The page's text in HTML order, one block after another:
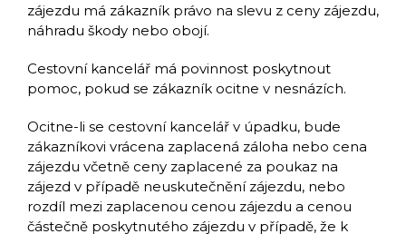
zájezdu má zákazník právo na slevu z ceny zájezdu,
náhradu škody nebo obojí.
Cestovní kancelář má povinnost poskytnout
pomoc, pokud se zákazník ocitne v nesnázích.
Ocitne-li se cestovní kancelář v úpadku, bude
zákazníkovi vrácena zaplacená záloha nebo cena
zájezdu včetně ceny zaplacené za poukaz na
zájezd v případě neuskutečnění zájezdu, nebo
rozdíl mezi zaplacenou cenou zájezdu a cenou
částečně poskytnutého zájezdu v případě, že k